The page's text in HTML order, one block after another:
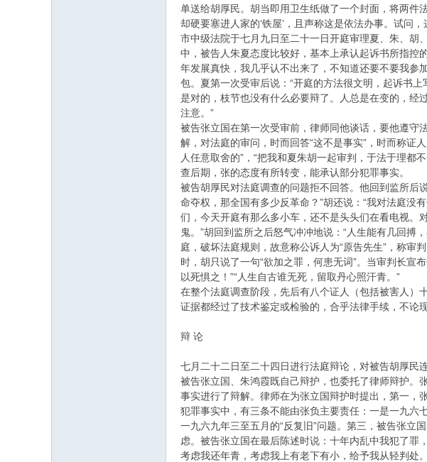
单送给胡厚民。胡当即用卫生纸做了一个封面，将两件
却硬要塞进人家的‘铁屋’，且声称这是依法办事。试问
市中级法院于七月九日至二十一日开庭审理夏、朱、胡
中，被告人朱夏态度比较好，基本上承认起诉书所指控
年发展真快，我几乎认不出来了，不知道还要不要我参
包。夏第一次受审后说：“开庭的方法很文明，起诉书
是对的，枝节也没有什么必要辩了。人总是在变的，经
注意。”
被告张立国在第一次受审前，律师同他谈话，要他遵守
解，对法庭的审问，时而回答“这不是事实”，时而称证
人任意取舍的”，“把我和夏朱胡一起审判，于法于理都
查后期，张的态度有所转变，能承认部分犯罪事实。
被告胡厚民对法庭调查的问题拒不回答。他回到监所后
命夺权，那全国有多少反革命？”胡还说：“我对法庭没
们，今天开庭有那么多小车，还不是头头们在看电视。
鬼。”胡回到监所之后怒气冲冲地说：“人生能有几回搏
庭，破坏法庭规则，故意称公诉人为“原告先生”，称审
时，胡只说了一句“欲加之罪，何患无词”。当审判长宣
以死惧之！”“人生自古谁无死，留取丹心照汗青。”
在整个法庭调查阶段，先后有八个证人（包括被害人）
证据都经过了技术鉴定或检验的，合乎法律手续，不论
辩 论
七月二十二日至二十四日进行法庭辩论，对被告胡厚民
被告张立国、朱鸿霞既自己辩护，也委托了律师辩护。
事实进行了辩解。律师在为张立国辩护时提出，第一，
犯罪事实中，有三条不能由张负主要责任：一是一九六
一九六九年三至五月的“反复旧”问题。第三，被告张立
虑。被告张立国在最后陈述时说：十年内乱中我犯了罪
考虑我还年青，考虑我上有老下有小，给予我从轻判处。